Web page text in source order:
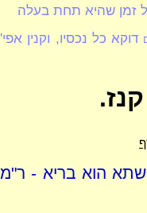
זמן שהיא תחת בעלה
דוקא כל נכסיו, וקנין אפי'
הוא בריא - ר"מ